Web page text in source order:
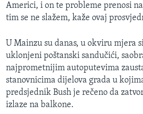
Americi, i on te probleme prenosi
tim se ne slažem, kaže ovaj
U Mainzu su danas, u okviru mjera
uklonjeni poštanski sandučići,
najprometnijim autoputevima
stanovnicima dijelova grada u
predsjednik Bush je rečeno da
izlaze na balkone.